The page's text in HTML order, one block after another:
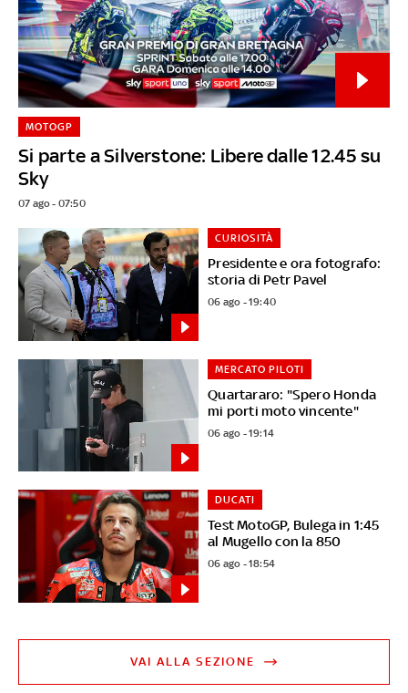
Si parte a Silverstone: Libere dalle 12.45 su
Sky
MOTOGP
07 ago - 07:50
Presidente e ora fotografo:
storia di Petr Pavel
CURIOSITÀ
06 ago - 19:40
Quartararo: "Spero Honda
mi porti moto vincente"
MERCATO PILOTI
06 ago - 19:14
Test MotoGP, Bulega in 1:45
al Mugello con la 850
DUCATI
06 ago - 18:54
VAI ALLA SEZIONE